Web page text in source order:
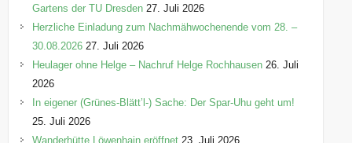
Gartens der TU Dresden 27. Juli 2026
Herzliche Einladung zum Nachmähwochenende vom 28. –
30.08.2026 27. Juli 2026
Heulager ohne Helge – Nachruf Helge Rochhausen 26. Juli
2026
In eigener (Grünes-Blätt’l-) Sache: Der Spar-Uhu geht um!
25. Juli 2026
Wanderhütte Löwenhain eröffnet 23. Juli 2026